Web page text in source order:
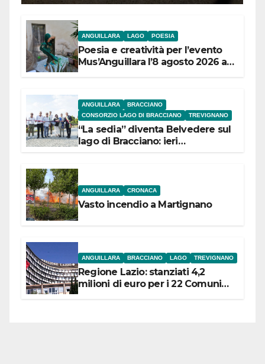
ANGUILLARA LAGO POESIA
Poesia e creatività per l’evento
Mus’Anguillara l’8 agosto 2026 al
ANGUILLARA
BRACCIANO
CONSORZIO LAGO DI BRACCIANO
TREVIGNANO
“La sedia” diventa Belvedere sul
lago di Bracciano: ieri
ANGUILLARA CRONACA
Vasto incendio a Martignano
ANGUILLARA BRACCIANO LAGO TREVIGNANO
Regione Lazio: stanziati 4,2
milioni di euro per i 22 Comuni